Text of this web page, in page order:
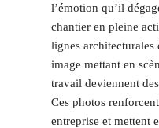
l’émotion qu’il
chantier en pleine
lignes architecturales
image mettant en
travail deviennent
Ces photos
entreprise et mettent